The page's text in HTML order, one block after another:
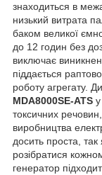
знаходиться в
низький витрата
баком великої
до 12 годин без
виключає
піддається
роботу агрегату.
MDA8000SE-ATS
токсичних
виробництва
досить проста,
розібратися
генератор